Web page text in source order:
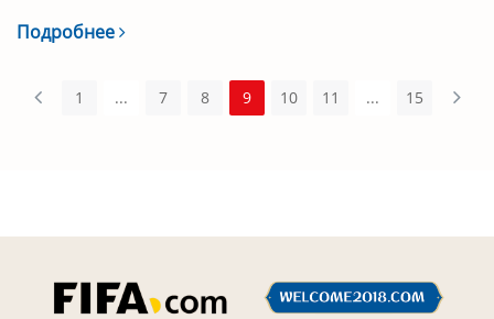
Подробнее
1 ... 7 8 9 10 11 ... 15